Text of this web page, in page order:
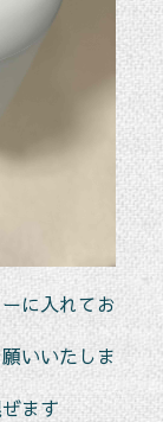
に入れてお
いいたしま
ます